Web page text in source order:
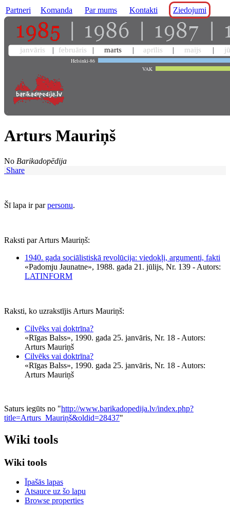
Partneri Komanda Par mums Kontakti Ziedojumi
janvāris februāris marts aprīlis maijs
Helsinki-86
VAK
Arturs Mauriņš
No Barikadopēdija
Share
Šī lapa ir parpersonu.
Raksti par Arturs Mauriņš:
1940. gada sociālistiskā revolūcija: viedokļi, argumenti, fakti
«Padomju Jaunatne», 1988. gada 21. jūlijs, Nr. 139 - Autors:
LATINFORM
Raksti, ko uzrakstījis Arturs Mauriņš:
Cilvēks vai doktrīna?
«Rīgas Balss», 1990. gada 25. janvāris, Nr. 18 - Autors:
Arturs Mauriņš
Cilvēks vai doktrīna?
«Rīgas Balss», 1990. gada 25. janvāris, Nr. 18 - Autors:
Arturs Mauriņš
Saturs iegūts no "http://www.barikadopedija.lv/index.php?
title=Arturs_Mauriņš&oldid=28437"
Wiki tools
Wiki tools
Īpašās lapas
Atsauce uz šo lapu
Browse properties